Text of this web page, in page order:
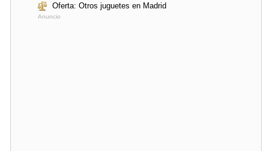
Oferta: Otros juguetes en Madrid
Anuncio